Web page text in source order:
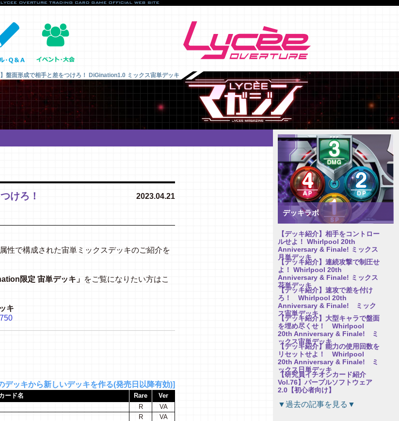
】盤面形成で相手と差をつけろ！ DiGination1.0 ミックス宙単デッキ
デッキラボ
【デッキ紹介】相手をコントロー
ルせよ！ Whirlpool 20th
Anniversary & Finale! ミックス
月単デッキ
【デッキ紹介】連続攻撃で制圧せ
よ！ Whirlpool 20th
Anniversary & Finale! ミックス
花単デッキ
【デッキ紹介】速攻で差を付け
ろ！ Whirlpool 20th
Anniversary & Finale! ミック
ス宙単デッキ
【デッキ紹介】大型キャラで盤面
を埋め尽くせ！ Whirlpool
20th Anniversary & Finale! ミ
ックス宙単デッキ
【デッキ紹介】能力の使用回数を
リセットせよ！ Whirlpool
20th Anniversary & Finale! ミ
ックス日単デッキ
【研究員イチオシカード紹介
Vol.76】パープルソフトウェア
2.0【初心者向け】
【研究員イチオシカード紹介
Vol.75】パープルソフトウェア
▼過去の記事を見る▼
けろ！
2023.04.21
性で構成された宙単ミックスデッキのご紹介を
限定 宙単デッキ」 をご覧になりたい方はこ
キ
デッキから新しいデッキを作る(発売日以降有効)]
ード名 Rare
Ver
R
VA
R
VA